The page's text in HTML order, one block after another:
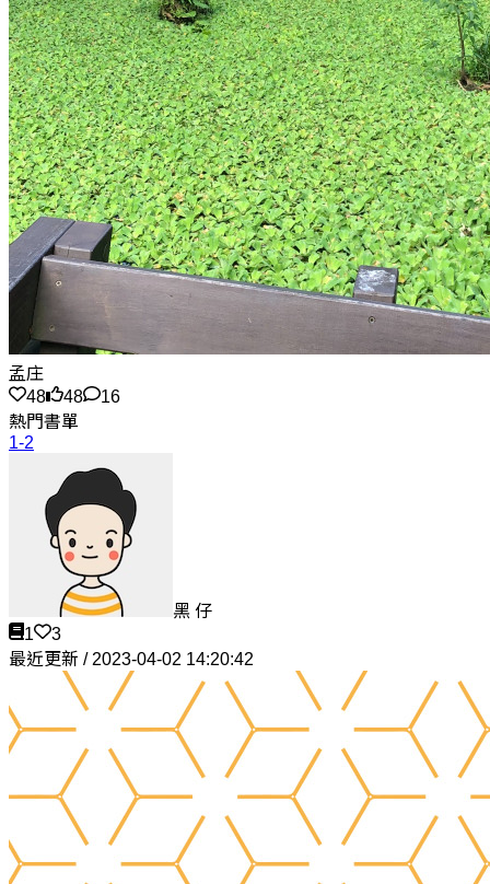
孟庄
48
48
16
熱門書單
1-2
黑 仔
1
3
最近更新 / 2023-04-02 14:20:42